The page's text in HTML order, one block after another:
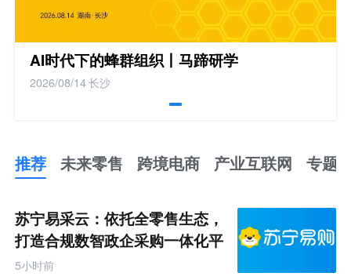
AI时代下的蜂群组织丨马蹄研学
2026/08/14长沙
推荐 未来零售 跨境电商 产业互联网 专题
未
来
零
售
跨
境
苏宁易采云：依托全零售生态，
打造合规数智政企采购一体化平
台
5小时前